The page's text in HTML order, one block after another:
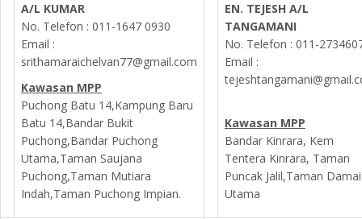
A/L KUMAR
No. Telefon : 011-1647 0930
Email :
srithamaraichelvan77@gmail.com
Kawasan MPP
Puchong Batu 14,Kampung Baru
Batu 14,Bandar Bukit
Puchong,Bandar Puchong
Utama,Taman Saujana
Puchong,Taman Mutiara
Indah,Taman Puchong Impian.
EN. TEJESH A/L
TANGAMANI
No. Telefon : 011-
Email :
Kawasan MPP
Bandar Kinrara, Kem
Tentera Kinrara, Taman
Puncak Jalil,Taman Damai
Utama